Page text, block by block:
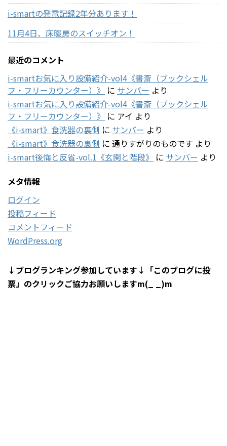
i-smartの発電記録2年分あります！
11月4日、床暖房のスイッチオン！
最近のコメント
i-smartお気に入り設備紹介-vol4《書斎（ブックシェル
フ・フリーカウンター）》 に サンバー より
i-smartお気に入り設備紹介-vol4《書斎（ブックシェル
フ・フリーカウンター）》 に アイ より
《i-smart》食洗器の裏側 に サンバー より
《i-smart》食洗器の裏側 に 通りすがりのものです より
i-smart後悔と反省-vol.1《玄関と階段》 に サンバー より
メタ情報
ログイン
投稿フィード
コメントフィード
WordPress.org
↓ブログランキング参加しています↓「このブログに投
票」のクリックご協力お願いしますm(_ _)m